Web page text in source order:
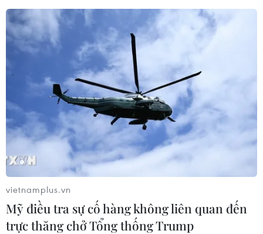
Hơn 20 doanh nghiệp Việt Nam trong các lĩnh vực nông
sản, thủy sản, thực phẩm chế biến; đồ uống... sẽ tham
gia giới thiệu, chào bán sản phẩm tới các nhà nhập
khẩu tỉnh Vân Nam, Trung Quốc.
vietnamplus.vn
Mỹ điều tra sự cố hàng không liên quan đến
trực thăng chở Tổng thống Trump